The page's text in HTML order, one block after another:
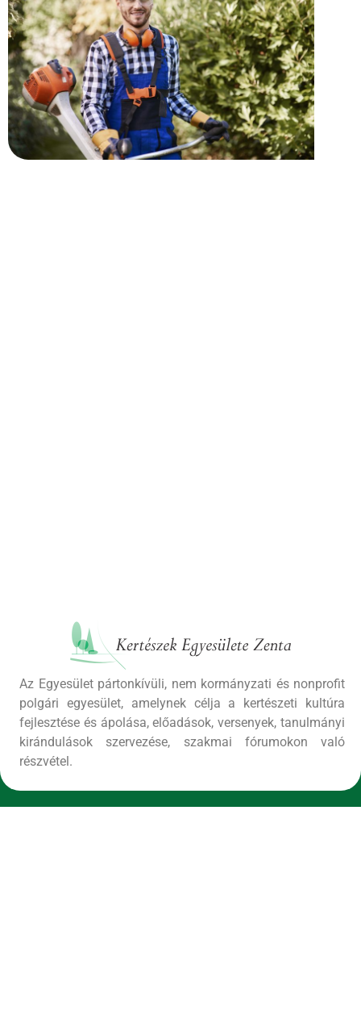
Az Egyesület pártonkívüli, nem kormányzati és nonprofit
polgári egyesület, amelynek célja a kertészeti kultúra
fejlesztése és ápolása, előadások, versenyek, tanulmányi
kirándulások szervezése, szakmai fórumokon való
részvétel.